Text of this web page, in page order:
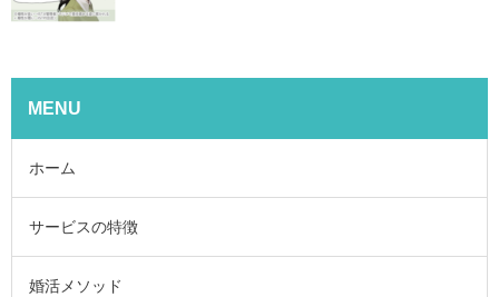
MENU
ホーム
サービスの特徴
婚活メソッド